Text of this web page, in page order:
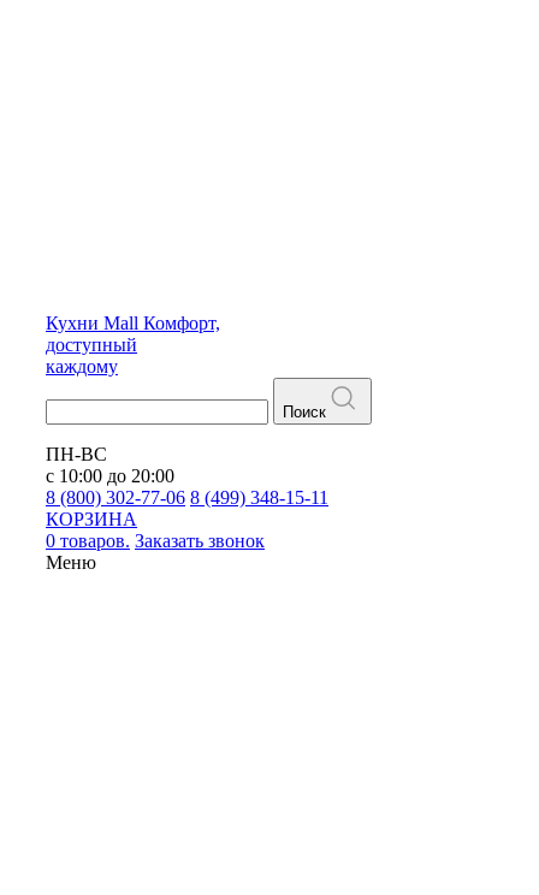
Кухни Mall Комфорт,
доступный
каждому
Поиск
ПН-ВС
с 10:00 до 20:00
8 (800) 302-77-06 8 (499) 348-15-11
КОРЗИНА
0 товаров. Заказать звонок
Меню